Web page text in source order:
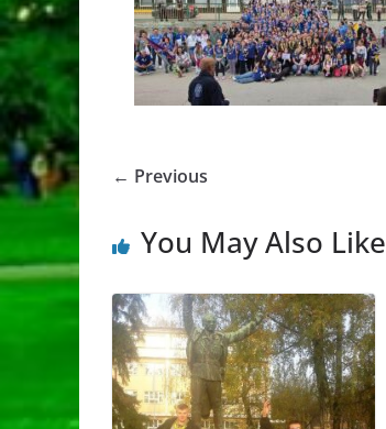
← Previous
You May Also Like